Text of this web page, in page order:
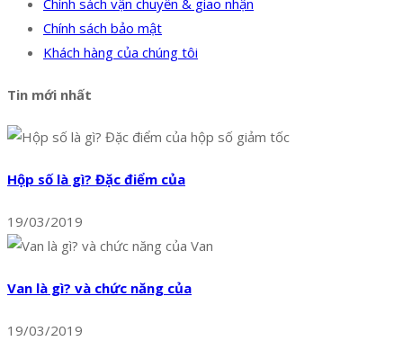
Chính sách vận chuyển & giao nhận
Chính sách bảo mật
Khách hàng của chúng tôi
Tin mới nhất
Hộp số là gì? Đặc điểm của
19/03/2019
Van là gì? và chức năng của
19/03/2019